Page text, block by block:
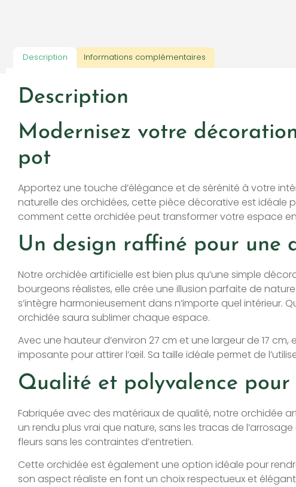
Description Informations complémentaires
Description
Modernisez votre
pot
Apportez une touche d’élégance et de sérénité à votre
naturelle des orchidées, cette pièce décorative est idéale
comment cette orchidée peut transformer votre espace
Un design raffiné pour une
Notre orchidée artificielle est bien plus qu’une simple
bourgeons réalistes, elle crée une illusion parfaite de
s’intègre harmonieusement dans n’importe quel
orchidée saura sublimer chaque espace.
Avec une hauteur d’environ 27 cm et une largeur de 17
imposante pour attirer l’œil. Sa taille idéale permet de
Qualité et polyvalence
Fabriquée avec des matériaux de qualité, notre orchidée
un rendu plus vrai que nature, sans les tracas de
fleurs sans les contraintes d’entretien.
Cette orchidée est également une option idéale pour
son aspect réaliste en font un choix respectueux et